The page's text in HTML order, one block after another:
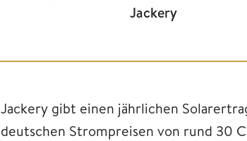
Jackery
Jackery gibt einen jährlichen
deutschen Strompreisen von rund 30